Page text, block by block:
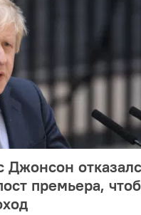
премьера,